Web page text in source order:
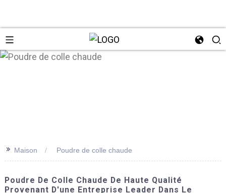
>> Maison Poudre de colle chaude
Poudre De Colle Chaude De Haute Qualité
Provenant D'une Entreprise Leader Dans Le